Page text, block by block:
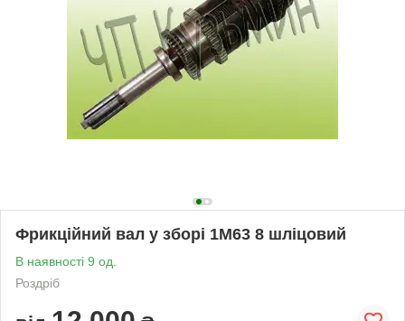
Фрикційний вал у зборі 1М63 8 шліцовий
В наявності 9 од.
Роздріб